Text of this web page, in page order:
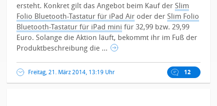
ersteht. Konkret gilt das Angebot beim Kauf derSlim
Folio Bluetooth-Tastatur für iPad Air oder derSlim Folio
Bluetooth-Tastatur für iPad mini für 32,99 bzw. 29,99
Euro. Solange die Aktion läuft, bekommt ihr im Fuß der
Produktbeschreibung die ...
Freitag, 21. März 2014, 13:19 Uhr 12